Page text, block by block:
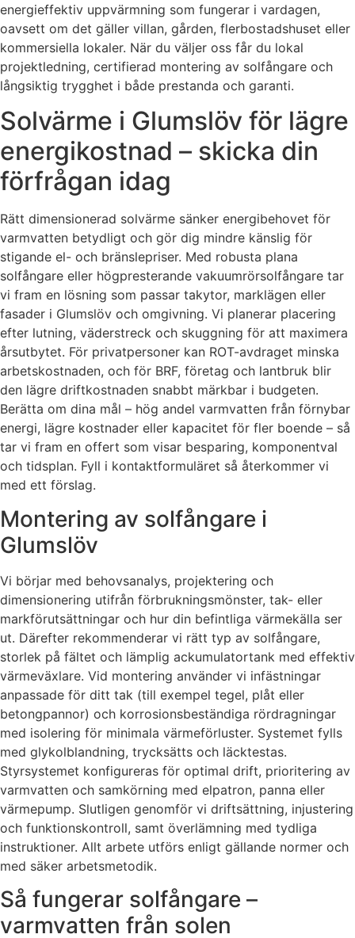
energieffektiv uppvärmning som fungerar i vardagen,
oavsett om det gäller villan, gården, flerbostadshuset eller
kommersiella lokaler. När du väljer oss får du lokal
projektledning, certifierad montering av solfångare och
långsiktig trygghet i både prestanda och garanti.
Solvärme i Glumslöv för lägre
energikostnad – skicka din
förfrågan idag
Rätt dimensionerad solvärme sänker energibehovet för
varmvatten betydligt och gör dig mindre känslig för
stigande el- och bränslepriser. Med robusta plana
solfångare eller högpresterande vakuumrörsolfångare tar
vi fram en lösning som passar takytor, marklägen eller
fasader i Glumslöv och omgivning. Vi planerar placering
efter lutning, väderstreck och skuggning för att maximera
årsutbytet. För privatpersoner kan ROT-avdraget minska
arbetskostnaden, och för BRF, företag och lantbruk blir
den lägre driftkostnaden snabbt märkbar i budgeten.
Berätta om dina mål – hög andel varmvatten från förnybar
energi, lägre kostnader eller kapacitet för fler boende – så
tar vi fram en offert som visar besparing, komponentval
och tidsplan. Fyll i kontaktformuläret så återkommer vi
med ett förslag.
Montering av solfångare i
Glumslöv
Vi börjar med behovsanalys, projektering och
dimensionering utifrån förbrukningsmönster, tak- eller
markförutsättningar och hur din befintliga värmekälla ser
ut. Därefter rekommenderar vi rätt typ av solfångare,
storlek på fältet och lämplig ackumulatortank med effektiv
värmeväxlare. Vid montering använder vi infästningar
anpassade för ditt tak (till exempel tegel, plåt eller
betongpannor) och korrosionsbeständiga rördragningar
med isolering för minimala värmeförluster. Systemet fylls
med glykolblandning, trycksätts och läcktestas.
Styrsystemet konfigureras för optimal drift, prioritering av
varmvatten och samkörning med elpatron, panna eller
värmepump. Slutligen genomför vi driftsättning, injustering
och funktionskontroll, samt överlämning med tydliga
instruktioner. Allt arbete utförs enligt gällande normer och
med säker arbetsmetodik.
Så fungerar solfångare –
varmvatten från solen